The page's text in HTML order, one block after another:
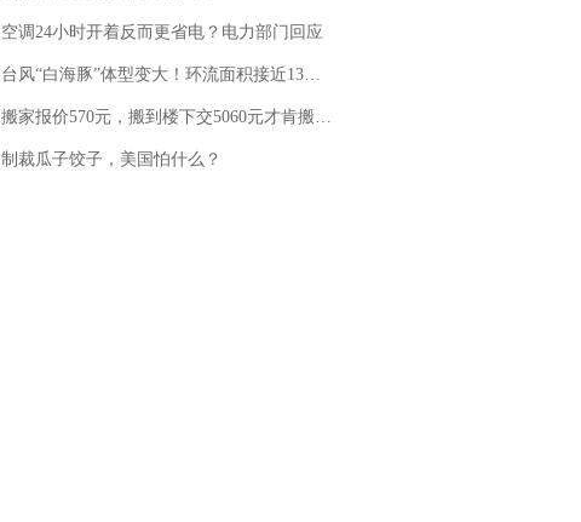
空调24小时开着反而更省电？电力部门回应
台风“白海豚”体型变大！环流面积接近13个浙江那么大
搬家报价570元，搬到楼下交5060元才肯搬上楼！女子傻眼了……
制裁瓜子饺子，美国怕什么？